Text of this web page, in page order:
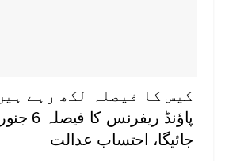
پاؤنڈ
جائیگا، احتساب عدالت